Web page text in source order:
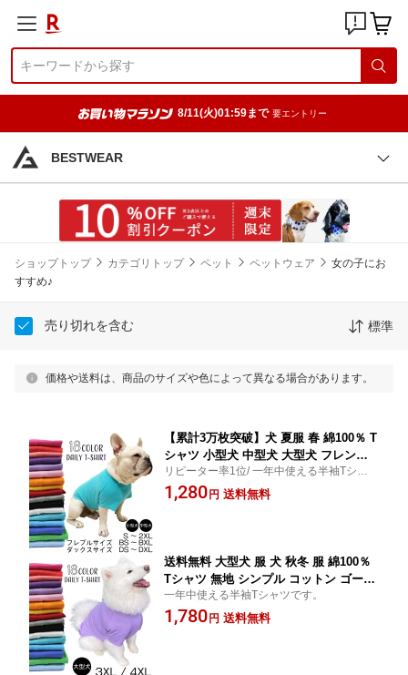
8/11(火)01:59まで 要エントリー
BESTWEAR
ショップトップ カテゴリトップ ペット ペットウェア
女の子にお
すすめ♪
売り切れを含む 標準
価格や送料は、商品のサイズや色によって異なる場合があります。
【累計3万枚突破】犬 夏服 春 綿100％ T
シャツ 小型犬 中型犬 大型犬 フレンチ
ブルドッグ 無地 シンプル コットン コ
ーギー ダックスフンド パグ デイリー
リピーター率1位/ 一年中使える半袖Tシャツ
です。色違いで欲しくなる
1,280円 送料無料
送料無料 大型犬 服 犬 秋冬 服 綿100％
Tシャツ 無地 シンプル コットン ゴール
デンレトリバー ラブラドール サモエド
ハスキー デイリー 夏 アレンジ 大人気
一年中使える半袖Tシャツです。
1,780円 送料無料